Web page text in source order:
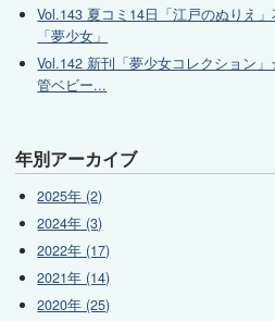
Vol.143 夏コミ14日「江戸のぬりえ
「夢少女」
Vol.142 新刊「夢少女コレクション
管ベビー...
年別アーカイブ
2025年 (2)
2024年 (3)
2022年 (17)
2021年 (14)
2020年 (25)